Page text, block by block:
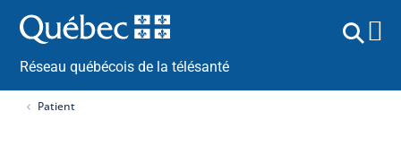
Réseau québécois de la télésanté
Patient